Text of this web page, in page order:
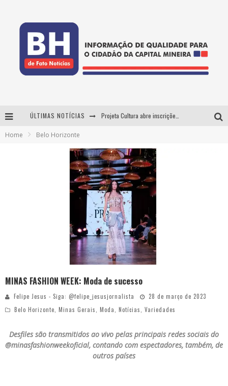
ÚLTIMAS NOTÍCIAS
Home Belo Horizonte
MINAS FASHION WEEK: Moda de sucesso
Felipe Jesus - Siga: @felipe_jesusjornalista
28 de março de 2023
Belo Horizonte, Minas Gerais, Moda, Notícias, Variedades
Desfiles são transmitidos ao vivo pelas principais redes sociais do
@minasfashionweekoficial, contando com espectadores, também, de
outros países